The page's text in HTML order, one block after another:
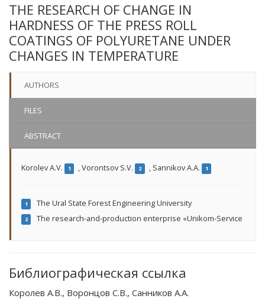
THE RESEARCH OF CHANGE IN
HARDNESS OF THE PRESS ROLL
COATINGS OF POLYURETANE UNDER
CHANGES IN TEMPERATURE
AUTHORS
FILES
ABSTRACT
Korolev A.V. 1 ,Vorontsov S.V. 2 , Sannikov A.A. 1
1 The Ural State Forest Engineering University
2 The research-and-production enterprise «Unikom-Service
Библиографическая ссылка
Королев А.В., Воронцов С.В., Санников А.А.